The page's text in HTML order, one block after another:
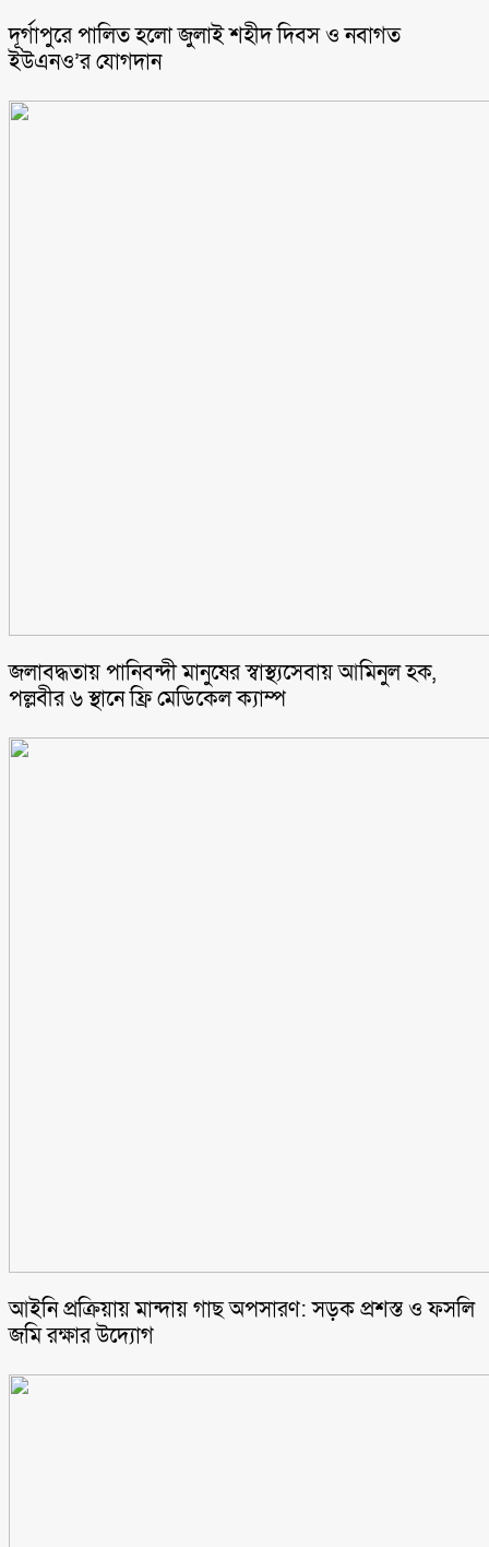
‎দূর্গাপুরে পালিত হলো জুলাই শহীদ দিবস ও নবাগত
ইউএনও’র যোগদান ‎
জলাবদ্ধতায় পানিবন্দী মানুষের স্বাস্থ্যসেবায় আমিনুল হক,
পল্লবীর ৬ স্থানে ফ্রি মেডিকেল ক্যাম্প
আইনি প্রক্রিয়ায় মান্দায় গাছ অপসারণ: সড়ক প্রশস্ত ও ফসলি
জমি রক্ষার উদ্যোগ